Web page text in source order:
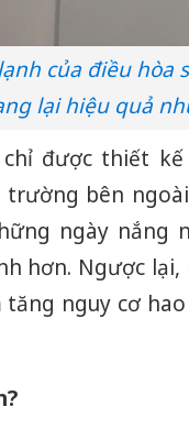
của điều hòa
lại hiệu quả
chỉ được thiết
bên
ngày nắng
hơn. Ngược lại,
tăng nguy cơ